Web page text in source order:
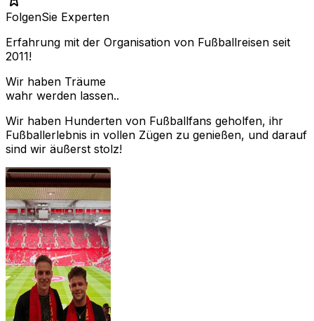
FolgenSie Experten
Erfahrung mit der Organisation von Fußballreisen seit
2011!
Wir haben Träume
wahr werden lassen..
Wir haben Hunderten von Fußballfans geholfen, ihr
Fußballerlebnis in vollen Zügen zu genießen, und darauf
sind wir äußerst stolz!